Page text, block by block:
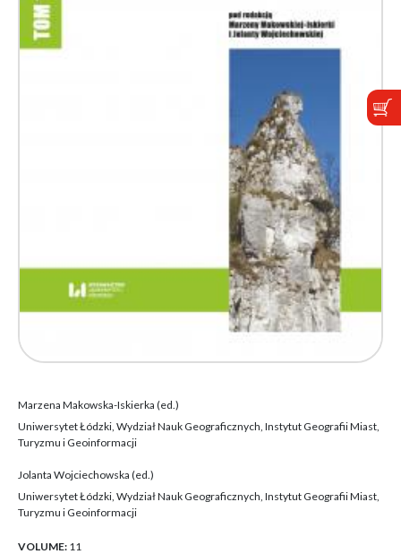
Marzena Makowska-Iskierka (ed.)
Uniwersytet Łódzki, Wydział Nauk Geograficznych, Instytut Geografii Miast,
Turyzmu i Geoinformacji
Jolanta Wojciechowska (ed.)
Uniwersytet Łódzki, Wydział Nauk Geograficznych, Instytut Geografii Miast,
Turyzmu i Geoinformacji
VOLUME: 11